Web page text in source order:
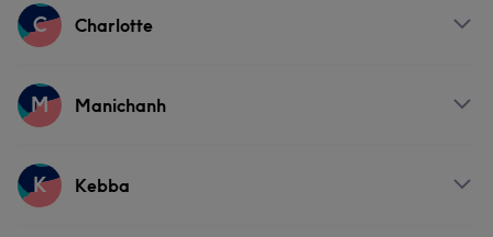
À propos
Beauty Prodigy
Prestations
Épilation
C Charlotte
Prestations
M Manichanh
Prestations
K Kebba